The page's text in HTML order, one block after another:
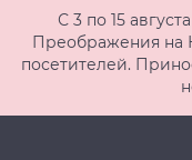
С 3 по 15
Преображения на
посетителей.